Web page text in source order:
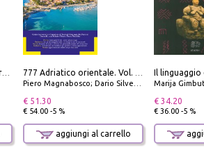
Carta delle spiagge della Sardegna. Con custodia
777 Adriatico orientale. Vol. 1: Istria, Costa della Dalmazia da Smrika a Zara, Isole del Quarnaro, Pag, Arcipelaghi di Zara, Sibenico e Incoronate
Piero Magnabosco; Dario Silvestro; Marco Sbrizzi
€ 51.30
€ 54.00 -5 %
aggiungi al carrello
Il linguaggio
Marija
€ 34.20
€ 36.00 -5 %